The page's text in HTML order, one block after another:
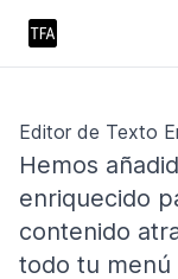
Editor de Texto
Hemos
enriquecido
contenido
todo tu menú